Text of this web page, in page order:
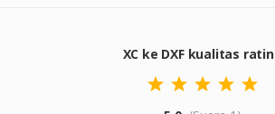
XC ke DXF kualitas